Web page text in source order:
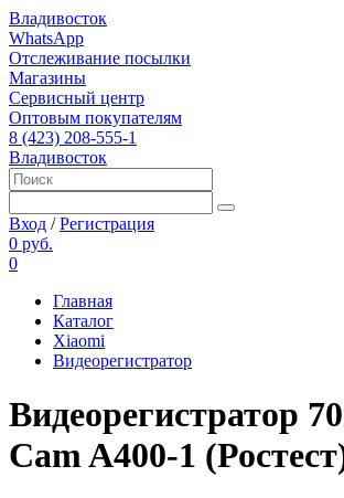
Владивосток
WhatsApp
Отслеживание посылки
Магазины
Сервисный центр
Оптовым покупателям
8 (423) 208-555-1
Владивосток
Вход /Регистрация
0 руб.
0
Главная
Каталог
Xiaomi
Видеорегистратор
Видеорегистратор
Cam A400-1